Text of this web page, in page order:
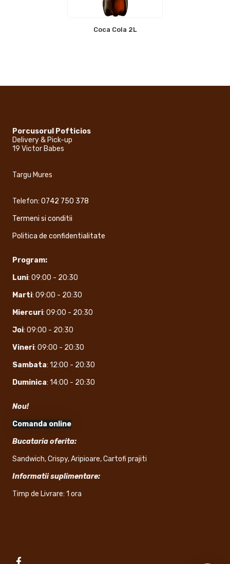
Coca Cola 2L
Porcusorul Pofticios
Delivery & Pick-up
19 Victor Babes
Targu Mures
Telefon:0742 750 378
Termeni si conditii
Politica de confidentialitate
Program:
Luni: 09:00 - 20:30
Marti: 09:00 - 20:30
Miercuri: 09:00 - 20:30
Joi: 09:00 - 20:30
Vineri: 09:00 - 20:30
Sambata: 12:00 - 20:30
Duminica: 14:00 - 20:30
Nou!
Comanda online
Bucataria oferita:
Sandwich, Crispy, Aripioare, Cartofi prajiti
Informatii suplimentare:
Timp de Livrare: 1 ora